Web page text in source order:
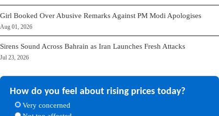
Girl Booked Over Abusive Remarks Against PM Modi Apologises
Aug 01, 2026
Sirens Sound Across Bahrain as Iran Launches Fresh Attacks
Jul 23, 2026
How do you feel about rising prices today?
Very concerned